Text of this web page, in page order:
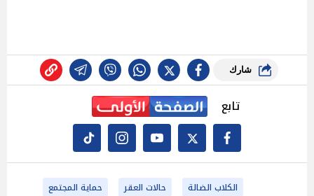
شارك
تابع
الكلاب الضالة حالات العقر
حماية المجتمع